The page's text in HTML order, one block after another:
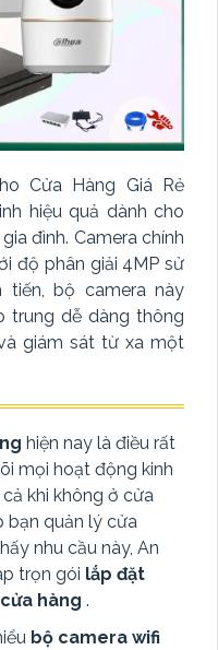
Cửa Hàng Giá Rẻ
hiệu quả dành cho
đình. Camera chính
độ phân giải 4MP sử
tiến, bộ camera này
trung dễ dàng thông
giám sát từ xa một
hiện nay là điều rất
mọi hoạt động kinh
khi không ở cửa
bạn quản lý cửa
nhu cầu này, An
trọn gói lắp đặt
hàng .
bộ camera wifi